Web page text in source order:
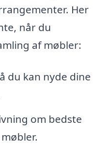
Her
når du
af møbler:
du kan nyde dine
om bedste